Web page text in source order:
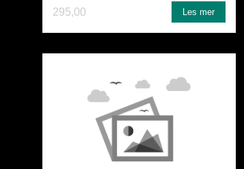
295,00 Les mer